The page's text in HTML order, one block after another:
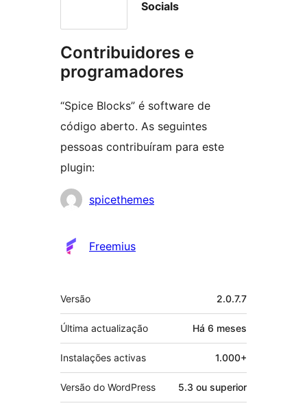
Socials
Contribuidores e
programadores
“Spice Blocks” é software de
código aberto. As seguintes
pessoas contribuíram para este
plugin:
Contribuidores
spicethemes
Freemius
Metadados
Versão 2.0.7.7
Última actualização Há 6 meses
Instalações activas 1.000+
Versão do WordPress 5.3 ou superior